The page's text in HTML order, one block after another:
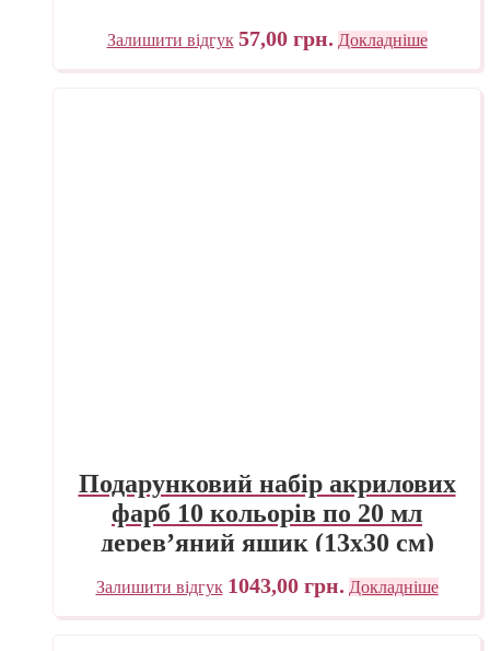
Залишити відгук 57,00 грн. Докладніше
Подарунковий набір акрилових
фарб 10 кольорів по 20 мл
дерев’яний ящик (13х30 см)
Renesans
Залишити відгук 1043,00 грн. Докладніше